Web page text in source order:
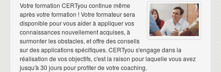
Votre formation CERTyou continue même
après votre formation ! Votre formateur sera
disponible pour vous aider à appliquer vos
connaissances nouvellement acquises, à
surmonter les obstacles, et offre des conseils
sur des applications spécifiques. CERTyou s'engage dans la
réalisation de vos objectifs, c'est la raison pour laquelle vous avez
jusqu'à 30 jours pour profiter de votre coaching.